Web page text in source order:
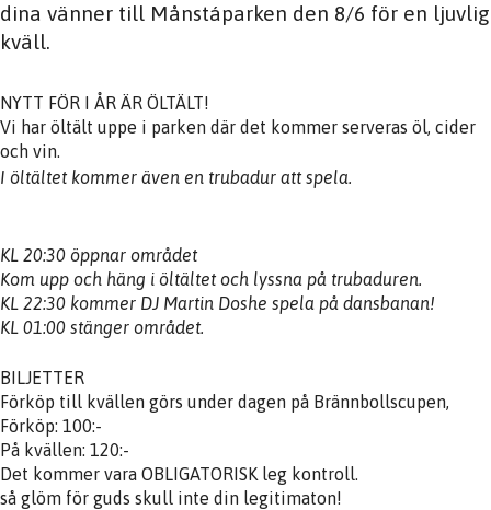
dina vänner till Månstáparken den 8/6 för en ljuvlig
kväll.
NYTT FÖR I ÅR ÄR ÖLTÄLT!
Vi har öltält uppe i parken där det kommer serveras öl, cider
och vin.
I öltältet kommer även en trubadur att spela.
KL 20:30 öppnar området
Kom upp och häng i öltältet och lyssna på trubaduren.
KL 22:30 kommer DJ Martin Doshe spela på dansbanan!
KL 01:00 stänger området.
BILJETTER
Förköp till kvällen görs under dagen på Brännbollscupen,
Förköp: 100:-
På kvällen: 120:-
Det kommer vara OBLIGATORISK leg kontroll.
så glöm för guds skull inte din legitimaton!